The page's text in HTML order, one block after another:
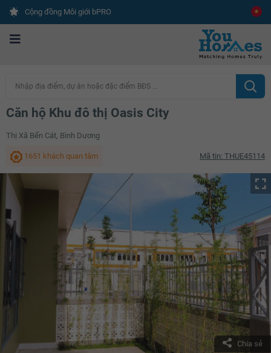
Cộng đồng Môi giới bPRO
Nhập địa điểm, dự án hoặc đặc điểm BĐS ...
Căn hộ Khu đô thị Oasis City
Thị Xã Bến Cát, Bình Dương
1651 khách quan tâm Mã tin: THUE45114
Chia sẻ